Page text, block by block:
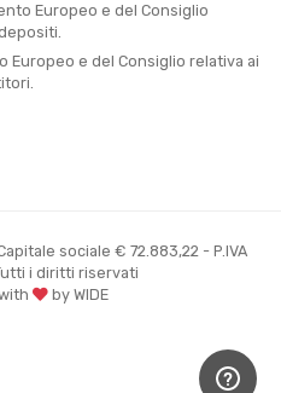
Europeo e del Consiglio
Europeo e del Consiglio relativa ai
sociale € 72.883,22 - P.IVA
i diritti riservati
by WIDE